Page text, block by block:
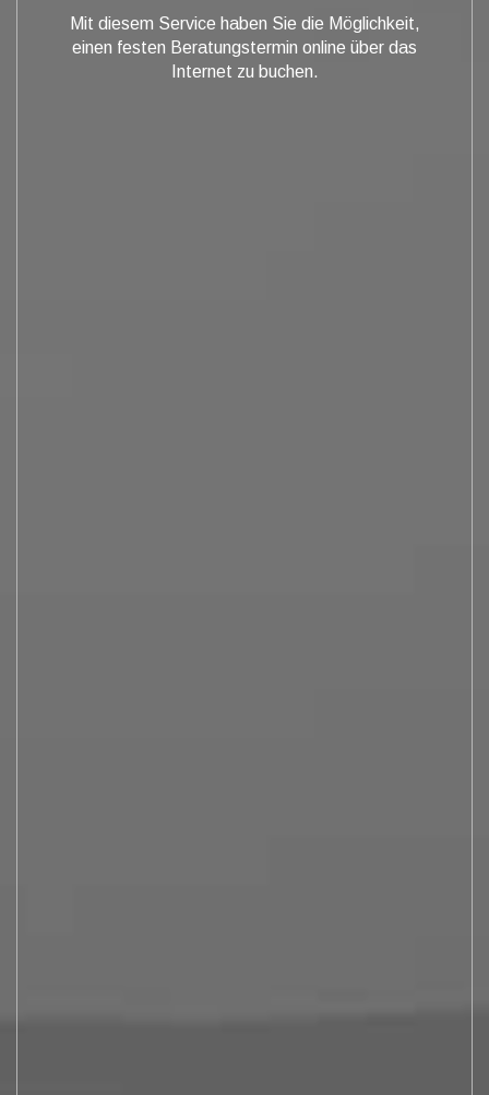
Mit diesem Service haben Sie die Möglichkeit,
einen festen Beratungstermin online über das
Internet zu buchen.